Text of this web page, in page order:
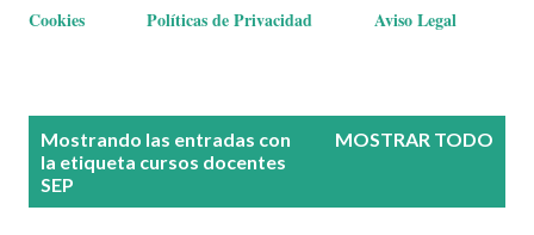
Cookies
Políticas de Privacidad Aviso Legal
Mostrando las entradas con
la etiqueta cursos docentes
SEP
MOSTRAR TODO